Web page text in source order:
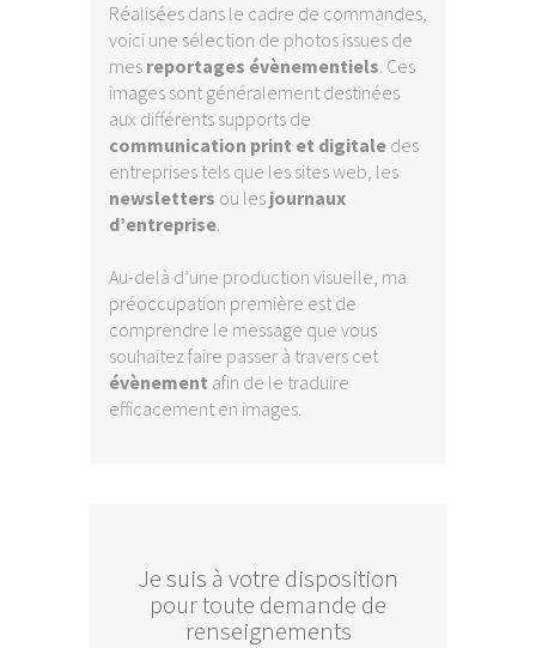
Réalisées dans le cadre de commandes,
voici une sélection de photos issues de
mes reportages évènementiels. Ces
images sont généralement destinées
aux différents supports de
communication print et digitale des
entreprises tels que les sites web, les
newsletters ou les journaux
d’entreprise.
Au-delà d’une production visuelle, ma
préoccupation première est de
comprendre le message que vous
souhaitez faire passer à travers cet
évènement afin de le traduire
efficacement en images.
Je suis à votre disposition
pour toute demande de
renseignements